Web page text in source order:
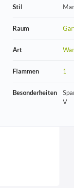
Stil
Raum
Art
Flammen 1
Besonderheiten
V